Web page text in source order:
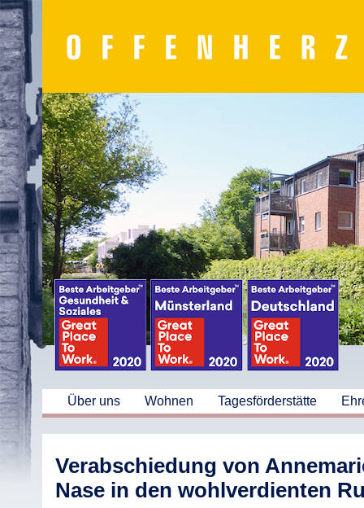
Über uns Wohnen Tagesförderstätte
Verabschiedung von
Nase in den wohlverdienten